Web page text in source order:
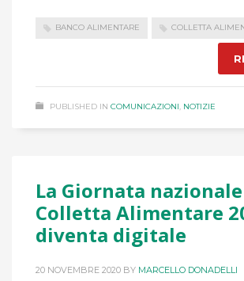
BANCO ALIMENTARE COLLETTA
PUBLISHED IN COMUNICAZIONI NOTIZIE
La Giornata
Colletta Alimentare
diventa digitale
20 NOVEMBRE 2020 BY MARCELLO DONADELLI